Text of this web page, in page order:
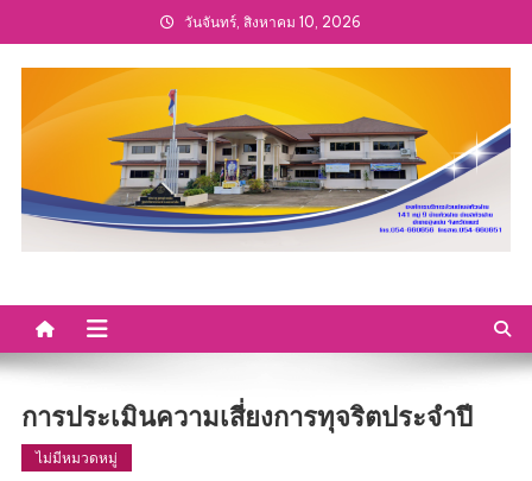
to
content
วันจันทร์, สิงหาคม 10, 2026
การประเมินความเสี่ยงการทุจริตประจำปี
ไม่มีหมวดหมู่